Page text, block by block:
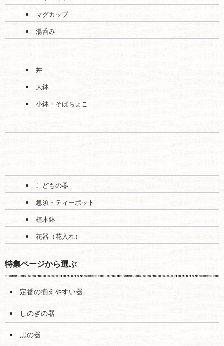
フリーカップ
マグカップ
丼
大鉢
こどもの器
急須・ティーポット
植木鉢
定番の揃えやすい器
しのぎの器